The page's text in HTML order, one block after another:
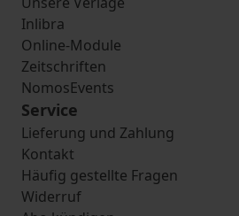
Inlibra
Online-Module
Zeitschriften
NomosEvents
Service
Lieferung und Zahlung
Kontakt
Häufig gestellte Fragen
Widerruf